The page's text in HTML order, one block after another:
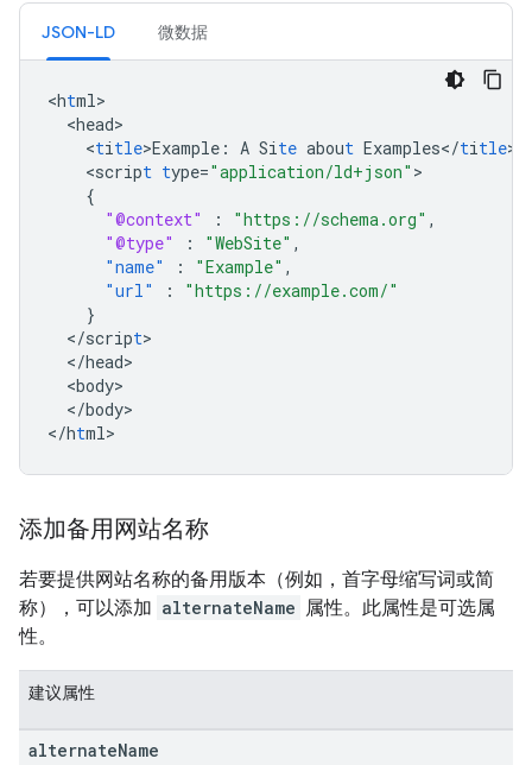
JSON-LD 微数据
<html
<head
<title>Example : A Site about Examples</title
<script type="application/ld+json"
{
"@context"
: "https://schema.org" ,
"@type"
: "WebSite" ,
"name"
: "Example" ,
"url"
:
"https://example.com/"
}
</script
</head
<body
</body>
</html>
添加备用网站名称
若要提供网站名称的备用版本（例如，首字母缩写词或简
称），可以添加 alternateName 属性。此属性是可选属
性。
建议属性
alternateName